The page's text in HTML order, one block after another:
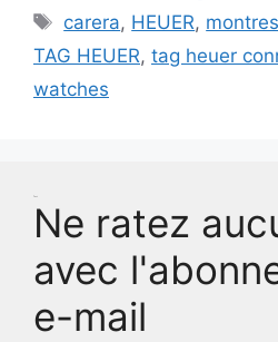
Étiquettes
carera, HEUER, montres
TAG HEUER, tag heuer
watches
Test
Ne ratez
avec
e-mail